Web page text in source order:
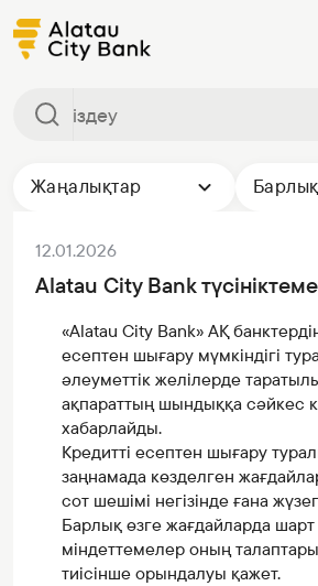
Жаңалықтар
12.01.2026
Alatau City Bank
«Alatau City Bank» АҚ
есептен шығару мүмкіндігі
әлеуметтік желілерде
ақпараттың шындыққа сәйкес
хабарлайды.
Кредитті есептен шығару
заңнамада көзделген
сот шешімі негізінде ғана
Барлық өзге жағдайларда
міндеттемелер оның
тиісінше орындалуы қажет.